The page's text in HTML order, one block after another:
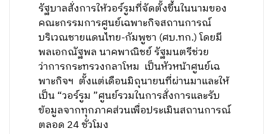
รัฐบาลสั่งการให้วอร์รูมที่จัดตั้งขึ้นในนามของ
คณะกรรมการศูนย์เฉพาะกิจสถานการณ์
บริเวณชายแดนไทย-กัมพูชา (ศบ.ทก.) โดยมี
พลเอกณัฐพล นาคพาณิชย์ รัฐมนตรีช่วย
ว่าการกระทรวงกลาโหม เป็นหัวหน้าศูนย์เฉ
พาะกิจฯ ตั้งแต่เดือนมิถุนายนที่ผ่านมาและให้
เป็น “วอร์รูม ”ศูนย์รวมในการสั่งการและรับ
ข้อมูลจากทุกภาคส่วนเพื่อประเมินสถานการณ์
ตลอด 24 ชั่วโมง